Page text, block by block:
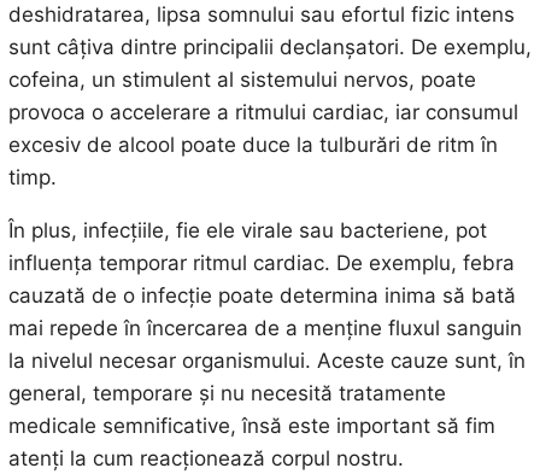
deshidratarea, lipsa somnului sau efortul fizic intens
sunt câțiva dintre principalii declanșatori. De exemplu,
cofeina, un stimulent al sistemului nervos, poate
provoca o accelerare a ritmului cardiac, iar consumul
excesiv de alcool poate duce la tulburări de ritm în
timp.
În plus, infecțiile, fie ele virale sau bacteriene, pot
influența temporar ritmul cardiac. De exemplu, febra
cauzată de o infecție poate determina inima să bată
mai repede în încercarea de a menține fluxul sanguin
la nivelul necesar organismului. Aceste cauze sunt, în
general, temporare și nu necesită tratamente
medicale semnificative, însă este important să fim
atenți la cum reacționează corpul nostru.